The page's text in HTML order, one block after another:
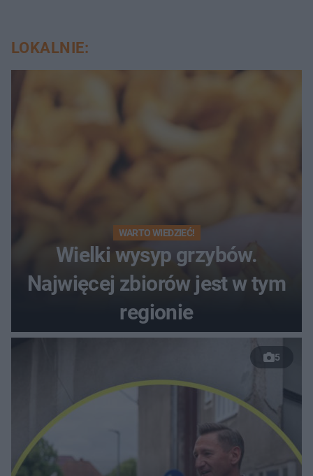
LOKALNIE:
WARTO WIEDZIEĆ!
Wielki wysyp grzybów.
Najwięcej zbiorów jest w tym
regionie
5